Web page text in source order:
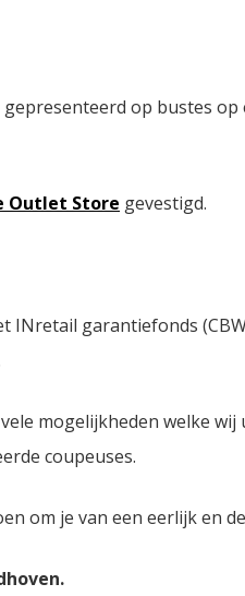
op bustes
Outlet Store gevestigd.
INretail garantiefonds
mogelijkheden welke
coupeuses.
om je van een eerlijk en